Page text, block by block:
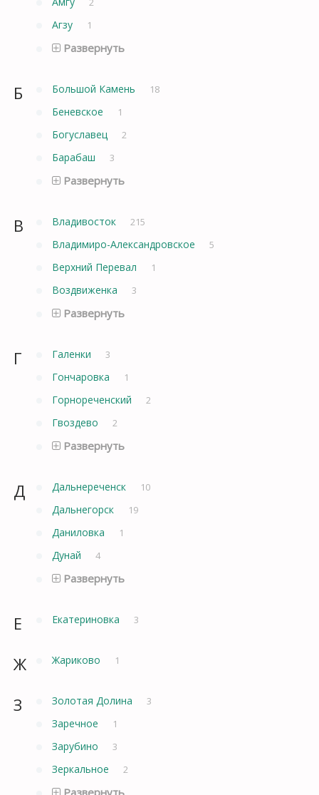
Агзу 1
Развернуть
Б Большой Камень 18
Беневское 1
Богуславец 2
Барабаш 3
Развернуть
В Владивосток 215
Владимиро-Александровское 5
Верхний Перевал 1
Воздвиженка 3
Развернуть
Г Галенки 3
Гончаровка 1
Горнореченский 2
Гвоздево 2
Развернуть
Д Дальнереченск 10
Дальнегорск 19
Даниловка 1
Дунай 4
Развернуть
Е Екатериновка 3
Ж Жариково 1
З Золотая Долина 3
Заречное 1
Зарубино 3
Зеркальное 2
Развернуть